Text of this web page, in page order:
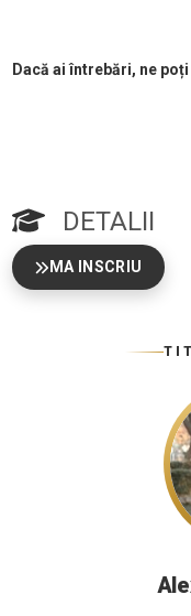
Dacă ai întrebări, ne
DETALII
MA INSCRIU